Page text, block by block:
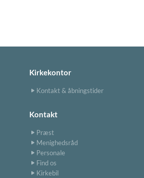
Kirkekontor
Kontakt & åbningstider
Kontakt
Præst
Menighedsråd
Personale
Find os
Kirkebil